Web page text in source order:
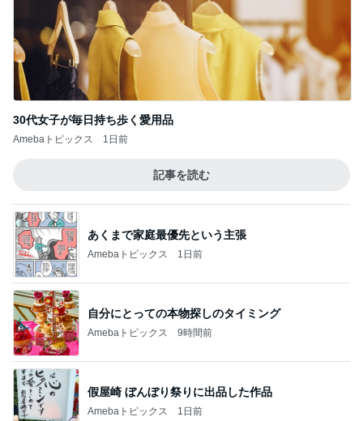
30代女子が毎日持ち歩く愛用品
Amebaトピックス 1日前
記事を読む
あくまで家庭最優先という主張
Amebaトピックス 1日前
自分にとっての本物探しのタイミング
Amebaトピックス 9時間前
假屋崎 ぼんぼり祭りに出品した作品
Amebaトピックス 1日前